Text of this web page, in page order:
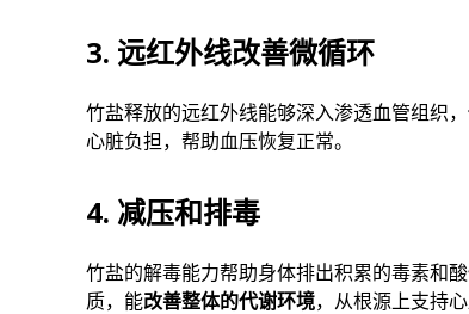
3. 远红外线改善微循环
竹盐释放的远红外线能够深入渗透血管组织，
心脏负担，帮助血压恢复正常。
4. 减压和排毒
竹盐的解毒能力帮助身体排出积累的毒素和
质，能改善整体的代谢环境，从根源上支持心